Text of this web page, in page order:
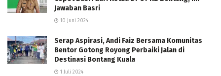
Jawaban Basri
10 Juni 2024
Serap Aspirasi, Andi Faiz Bersama Komunitas
Bentor Gotong Royong Perbaiki Jalan di
Destinasi Bontang Kuala
1 Juli 2024